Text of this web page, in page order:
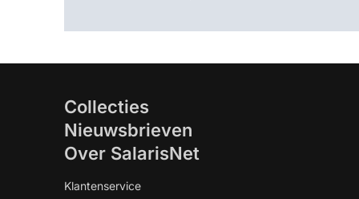
Collecties
Nieuwsbrieven
Over SalarisNet
Klantenservice